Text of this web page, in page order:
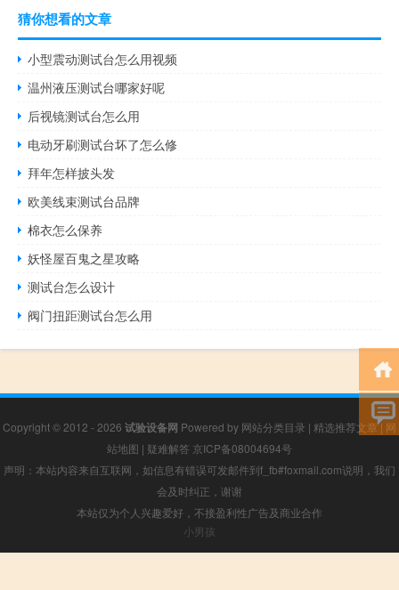
猜你想看的文章
小型震动测试台怎么用视频
温州液压测试台哪家好呢
后视镜测试台怎么用
电动牙刷测试台坏了怎么修
拜年怎样披头发
欧美线束测试台品牌
棉衣怎么保养
妖怪屋百鬼之星攻略
测试台怎么设计
阀门扭距测试台怎么用
Copyright © 2012 - 2026 试验设备网 Powered by 网站分类目录 | 精选推荐文章| 网
站地图 | 疑难解答 京ICP备08004694号
声明：本站内容来自互联网，如信息有错误可发邮件到f_fb#foxmail.com说明，我们
会及时纠正，谢谢
本站仅为个人兴趣爱好，不接盈利性广告及商业合作
小男孩